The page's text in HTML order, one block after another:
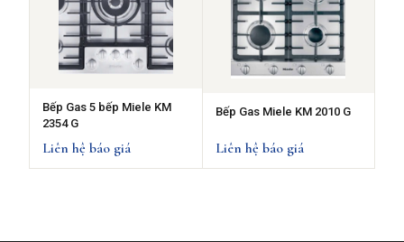
Bếp Gas 5 bếp Miele KM
2354 G
Liên hệ báo giá
Bếp Gas Miele KM 2010 G
Liên hệ báo giá